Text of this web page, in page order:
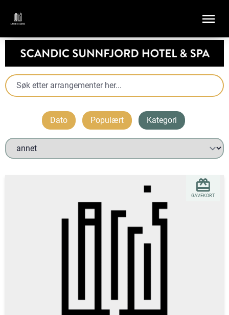
Dato Populært Kategori
GAVEKORT